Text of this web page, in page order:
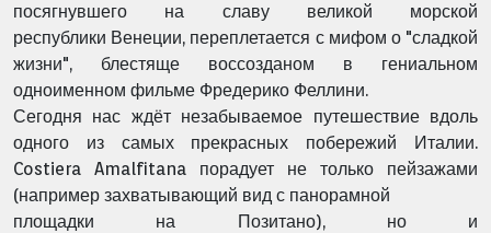
посягнувшего на славу великой морской
республики Венеции, переплетается с мифом о "сладкой
жизни", блестяще воссозданом в гениальном
одноименном фильме Фредерико Феллини.
Сегодня нас ждёт незабываемое путешествие вдоль
одного из самых прекрасных побережий Италии.
Costiera Amalfitana порадует не только пейзажами
(например захватывающий вид с панорамной
площадки на Позитано), но и